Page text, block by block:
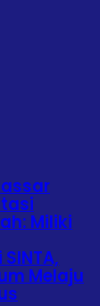
Miliki
Melaju